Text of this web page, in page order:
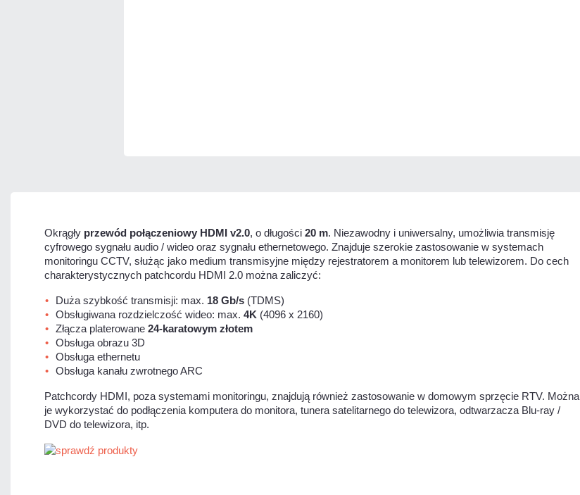
Okrągły przewód połączeniowy HDMI v2.0, o długości 20 m. Niezawodny i uniwersalny, umożliwia transmisję
cyfrowego sygnału audio / wideo oraz sygnału ethernetowego. Znajduje szerokie zastosowanie w systemach
monitoringu CCTV, służąc jako medium transmisyjne między rejestratorem a monitorem lub telewizorem. Do cech
charakterystycznych patchcordu HDMI 2.0 można zaliczyć:
Duża szybkość transmisji: max. 18 Gb/s (TDMS)
Obsługiwana rozdzielczość wideo: max. 4K (4096 x 2160)
Złącza platerowane 24-karatowym złotem
Obsługa obrazu 3D
Obsługa ethernetu
Obsługa kanału zwrotnego ARC
Patchcordy HDMI, poza systemami monitoringu, znajdują również zastosowanie w domowym sprzęcie RTV. Można
je wykorzystać do podłączenia komputera do monitora, tunera satelitarnego do telewizora, odtwarzacza Blu-ray /
DVD do telewizora, itp.